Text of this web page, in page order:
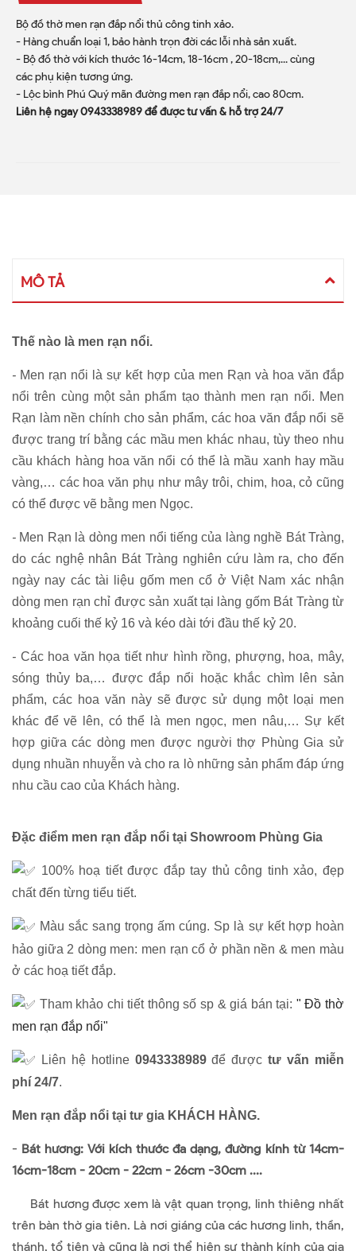
Bộ đồ thờ men rạn đắp nổi thủ công tinh xảo.
- Hàng chuẩn loại 1, bảo hành trọn đời các lỗi nhà sản xuất.
- Bộ đồ thờ với kích thước 16-14cm, 18-16cm , 20-18cm,... cùng
các phụ kiện tương ứng.
- Lộc bình Phú Quý mãn đường men rạn đắp nổi, cao 80cm.
Liên hệ ngay 0943338989 để được tư vấn & hỗ trợ 24/7
MÔ TẢ
Thế nào là men rạn nổi.
- Men rạn nổi là sự kết hợp của men Rạn và hoa văn đắp
nổi trên cùng một sản phẩm tạo thành men rạn nổi. Men
Rạn làm nền chính cho sản phẩm, các hoa văn đắp nổi sẽ
được trang trí bằng các mầu men khác nhau, tùy theo nhu
cầu khách hàng hoa văn nổi có thể là mầu xanh hay mầu
vàng,… các hoa văn phụ như mây trôi, chim, hoa, cỏ cũng
có thể được vẽ bằng men Ngọc.
- Men Rạn là dòng men nổi tiếng của làng nghề Bát Tràng,
do các nghệ nhân Bát Tràng nghiên cứu làm ra, cho đến
ngày nay các tài liệu gốm men cổ ở Việt Nam xác nhận
dòng men rạn chỉ được sản xuất tại làng gốm Bát Tràng từ
khoảng cuối thế kỷ 16 và kéo dài tới đầu thế kỷ 20.
- Các hoa văn họa tiết như hình rồng, phượng, hoa, mây,
sóng thủy ba,… được đắp nổi hoặc khắc chìm lên sản
phẩm, các hoa văn này sẽ được sử dụng một loại men
khác để vẽ lên, có thể là men ngọc, men nâu,… Sự kết
hợp giữa các dòng men được người thợ Phùng Gia sử
dụng nhuần nhuyễn và cho ra lò những sản phẩm đáp ứng
nhu cầu cao của Khách hàng.
Đặc điểm men rạn đắp nổi tại Showroom Phùng Gia
100% hoạ tiết được đắp tay thủ công tinh xảo, đẹp
chất đến từng tiểu tiết.
Màu sắc sang trọng ấm cúng. Sp là sự kết hợp hoàn
hảo giữa 2 dòng men: men rạn cổ ở phần nền & men màu
ở các hoạ tiết đắp.
Tham khảo chi tiết thông số sp & giá bán tại: " Đồ thờ
men rạn đắp nổi"
Liên hệ hotline0943338989để được tư vấn miễn
phí 24/7.
Men rạn đắp nổi tại tư gia KHÁCH HÀNG.
- Bát hương: Với kích thước đa dạng, đường kính từ 14cm-
16cm-18cm - 20cm - 22cm - 26cm -30cm ....
Bát hương được xem là vật quan trọng, linh thiêng nhất
trên bàn thờ gia tiên. Là nơi giáng của các hương linh, thần,
thánh, tổ tiên và cũng là nơi thể hiện sự thành kính của gia